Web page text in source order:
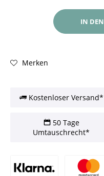
IN DEN
Merken
Kostenloser Versand*
50 Tage
Umtauschrecht*